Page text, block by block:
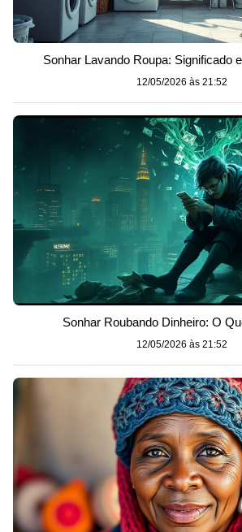
Sonhar Lavando Roupa: Significado
12/05/2026 às 21:52
Sonhar Roubando Dinheiro: O
12/05/2026 às 21:52